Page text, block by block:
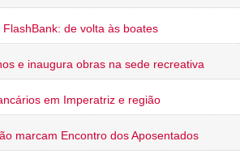
FlashBank: de volta às boates
e inaugura obras na sede recreativa
em Imperatriz e região
marcam Encontro dos Aposentados